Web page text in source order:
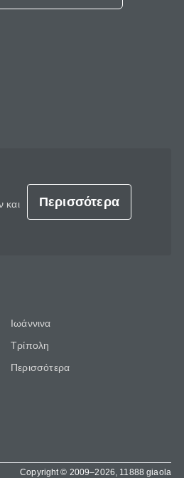
και
Περισσότερα
Ιωάννινα
Τρίπολη
Περισσότερα
Copyright © 2009–2026, 11888 giaola